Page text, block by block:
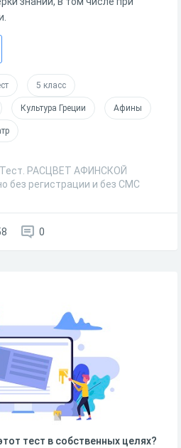
5 класс
Культура Греции Афины
Тест. РАСЦВЕТ АФИНСКОЙ
без регистрации и без СМС
0
тест в собственных целях?